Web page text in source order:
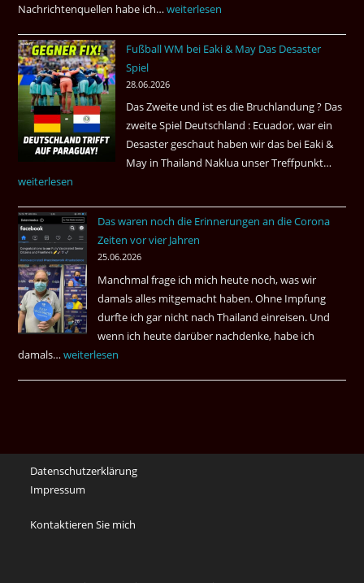
Nachrichtenquellen habe ich…Erdbeben
Venezuela
weiterlesen
Fußball WM bei Eaki & May Das Desaster
Spiel
28.06.2026
Das Zweite und ist es die Bruchlandung ? Das
zweite Spiel Deutschland : Ecuador, war ein
Desaster geschaut haben wir das bei Eaki &
May in Thailand Naklua unser Treffpunkt…
bei
weiterlesen
Das waren noch die Erinnerungen an die Corona
Zeiten vor vier Jahren
25.06.2026
Manchmal frage ich mich heute noch, was wir
damals alles mitgemacht haben. Ohne Impfung
durfte ich gar nicht nach Thailand einreisen. Und
wenn ich heute darüber nachdenke, habe ich
damals…Das
an
die
Corona
Zeiten
weiterlesen
Datenschutzerklärung
Impressum
Kontaktieren Sie mich